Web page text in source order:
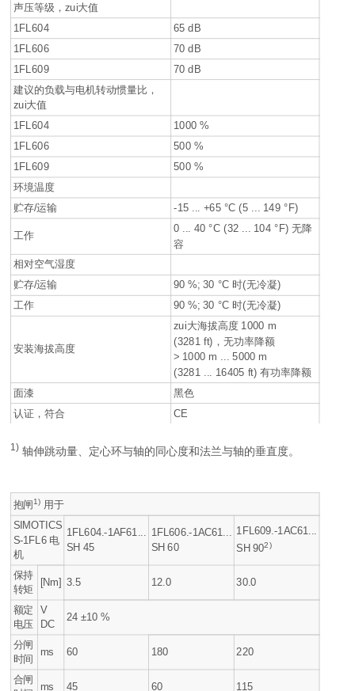
声压等级，zui大值
1FL604
65 dB
1FL606
70 dB
1FL609
70 dB
建议的负载与电机转动惯量比，
zui大值
1FL604
1000 %
1FL606
500 %
1FL609
500 %
环境温度
贮存/运输 -15 ... +65 °C (5 ... 149 °F)
工作
0 ... 40 °C (32 ... 104 °F) 无降
容
相对空气湿度
贮存/运输
90 %; 30 °C 时(无冷凝)
工作 90 %; 30 °C 时(无冷凝)
安装海拔高度
zui大海拔高度 1000 m
(3281 ft)，无功率降额
> 1000 m ... 5000 m
(3281 ... 16405 ft) 有功率降额
面漆
黑色
认证，符合 CE
1) 轴伸跳动量、定心环与轴的同心度和法兰与轴的垂直度。
抱闸1) 用于
SIMOTICS
S-1FL6 电
机
1FL604.-1AF61...
SH 45
1FL606.-1AC61...
SH 60
1FL609.-1AC61...
SH 902)
保持
转矩
[Nm] 3.5 12.0 30.0
额定
电压
V
DC
24 ±10 %
分闸
时间
ms 60 180 220
合闸
ms 45 60 115